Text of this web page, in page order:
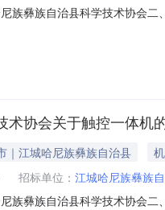
族彝族自治县科学技术协会
称：江城哈尼族彝族自治县科
：地址：
术协会关于触控一体机
｜江城哈尼族彝族自治县
招标单位： 江城哈尼族彝族
族彝族自治县科学技术协会